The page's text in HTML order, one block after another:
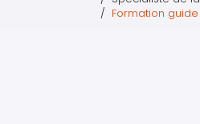
Formation guide